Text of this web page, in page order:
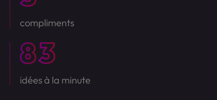
compliments
idées à la minute